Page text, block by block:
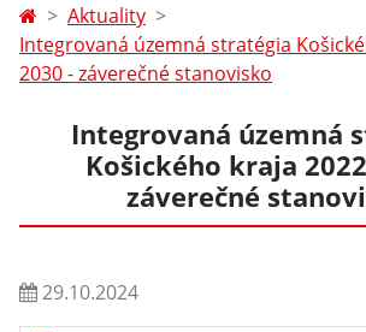
Aktuality
Integrovaná územná stratégia
2030 - záverečné stanovisko
Integrovaná územná
Košického kraja
záverečné
29.10.2024